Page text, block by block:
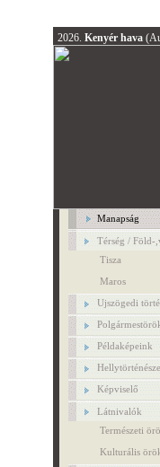
2026. Kenyér hava
Manapság
Térség / Föld-
Tisza
Maros
Ujszögedi
Példaképeink
Képviselő
Látnivalók
Természeti
Kulturális